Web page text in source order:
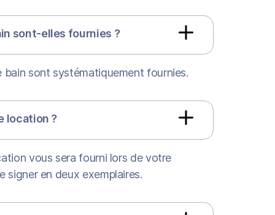
sont-elles fournies ?
bain sont systématiquement fournies.
location ?
vous sera fourni lors de votre
signer en deux exemplaires.